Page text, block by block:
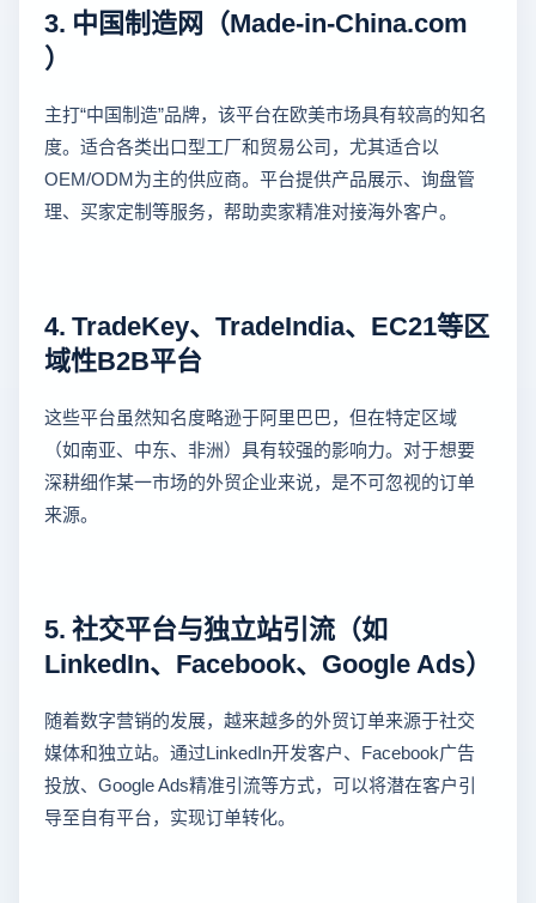
3. 中国制造网（Made-in-China.com
）
主打“中国制造”品牌，该平台在欧美市场具有较高的知名
度。适合各类出口型工厂和贸易公司，尤其适合以
OEM/ODM为主的供应商。平台提供产品展示、询盘管
理、买家定制等服务，帮助卖家精准对接海外客户。
4. TradeKey、TradeIndia、EC21等区
域性B2B平台
这些平台虽然知名度略逊于阿里巴巴，但在特定区域
（如南亚、中东、非洲）具有较强的影响力。对于想要
深耕细作某一市场的外贸企业来说，是不可忽视的订单
来源。
5. 社交平台与独立站引流（如
LinkedIn、Facebook、Google Ads）
随着数字营销的发展，越来越多的外贸订单来源于社交
媒体和独立站。通过LinkedIn开发客户、Facebook广告
投放、Google Ads精准引流等方式，可以将潜在客户引
导至自有平台，实现订单转化。